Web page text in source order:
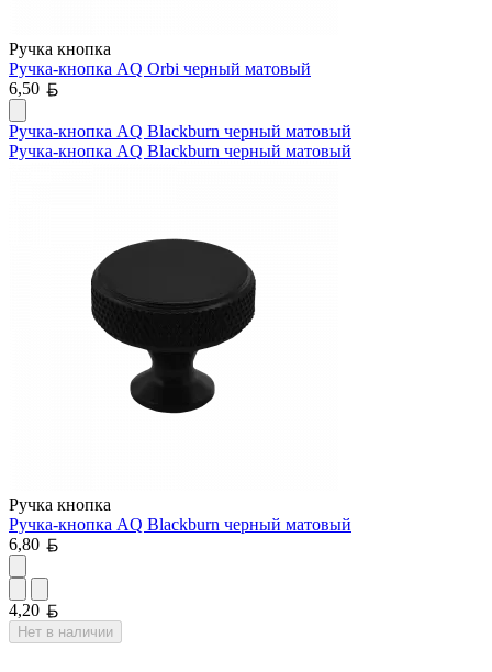
Ручка кнопка
Ручка-кнопка AQ Orbi черный матовый
6,50
Ручка-кнопка AQ Blackburn черный матовый
Ручка-кнопка AQ Blackburn черный матовый
Ручка кнопка
Ручка-кнопка AQ Blackburn черный матовый
6,80
4,20
Нет в наличии